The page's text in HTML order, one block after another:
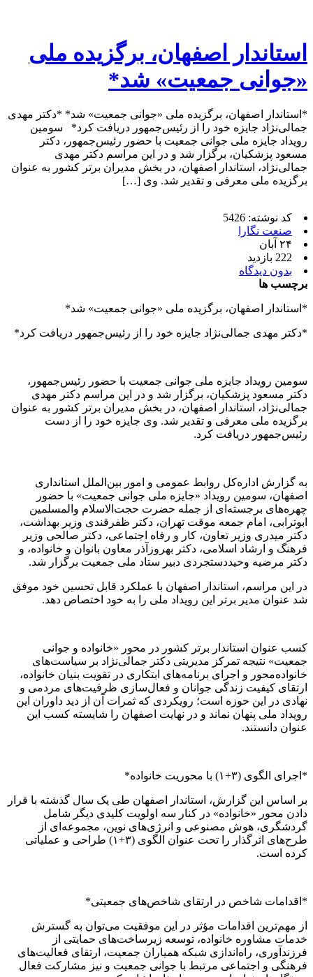
استاندار اصفهان، برگزیده ملی
«جوانی جمعیت» شد*
*استاندار اصفهان، برگزیده ملی «جوانی جمعیت» شد* *دکتر مهدی
جمالی‌نژاد جایزه خود را از رئیس‌جمهور دریافت کرد* سومین
رویداد جایزه ملی جوانی جمعیت با حضور رئیس‌جمهور، دکتر
مسعود پزشکیان، برگزار شد و در این مراسم دکتر مهدی
جمالی‌نژاد، استاندار اصفهان، در بخش مدیران برتر کشور به عنوان
برگزیده ملی معرفی و تقدیر شد. وی […]
کد نوشته: 5426
صنعت نگارا
۲۴ آبان
222 بازدید
بدون دیدگاه
برچسب ها
*استاندار اصفهان، برگزیده ملی «جوانی جمعیت» شد*
*دکتر مهدی جمالی‌نژاد جایزه خود را از رئیس‌جمهور دریافت کرد*
سومین رویداد جایزه ملی جوانی جمعیت با حضور رئیس‌جمهور،
دکتر مسعود پزشکیان، برگزار شد و در این مراسم دکتر مهدی
جمالی‌نژاد، استاندار اصفهان، در بخش مدیران برتر کشور به عنوان
برگزیده ملی معرفی و تقدیر شد. وی جایزه خود را از دست
رئیس‌جمهور دریافت کرد.
به گزارش اداره‌کل روابط عمومی و امور بین‌الملل استانداری
اصفهان، سومین رویداد «جایزه ملی جوانی جمعیت» با حضور
چهره‌های برجسته‌ای از جمله حضرت حجت‌الاسلام والمسلمین
ابوترابی، امام جمعه موقت تهران، دکتر ظفرقندی وزیر بهداشت،
دکتر میدری وزیر تعاون، کار و رفاه اجتماعی، دکتر صالحی وزیر
فرهنگ و ارشاد اسلامی، دکتر بهروزآذر معاون بانوان و خانواده، و
دکتر مرضیه وحیددستجردی دبیر ستاد ملی جمعیت برگزار شد.
در این مراسم، استاندار اصفهان با عملکرد قابل تحسین خود موفق
شد عنوان مدیر برتر این رویداد ملی را به خود اختصاص دهد.
کسب عنوان استاندار برتر کشور در محور «خانواده و جوانی
جمعیت» نتیجه تمرکز مدیریتی دکتر جمالی‌نژاد بر سیاست‌های
خانواده‌محور و اجرای برنامه‌های ابتکاری در تقویت بنیان خانواده،
ارتقای کیفیت زندگی جوانان و فعال‌سازی ظرفیت‌های مردمی و
نهادی در این حوزه است؛ رویکردی که ثمرات آن از دید داوران این
رویداد ملی پنهان نماند و در نهایت اصفهان را شایسته کسب این
عنوان دانستند.
*اجرای الگوی (۳+۱) با محوریت خانواده*
بر اساس این گزارش، استاندار اصفهان طی یک سال گذشته با قرار
دادن محور «خانواده» در کنار سه اولویت کلیدی دیگر شامل
گردشگری، هوش مصنوعی و انرژی‌های نوین، مجموعه‌ای از
طرح‌های اثرگذار را تحت عنوان الگوی (۳+۱) طراحی و عملیاتی
کرده است.
*اقدامات شاخص در ارتقای شاخص‌های جمعیتی*
از مهم‌ترین اقدامات مؤثر در این موفقیت می‌توان به گسترش
خدمات مشاوره خانواده، توسعه زیرساخت‌های حمایتی از
فرزندآوری، راه‌اندازی شبکه همیاران جمعیت، ارتقای فعالیت‌های
فرهنگی و اجتماعی مرتبط با جوانی جمعیت و نیز مشارکت فعال